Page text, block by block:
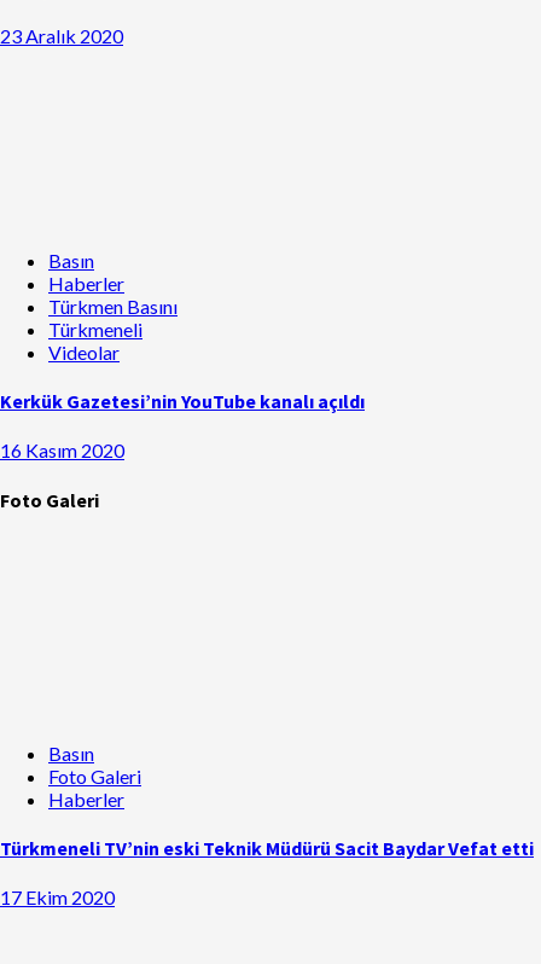
23 Aralık 2020
Basın
Haberler
Türkmen Basını
Türkmeneli
Videolar
Kerkük Gazetesi’nin YouTube kanalı açıldı
16 Kasım 2020
Foto Galeri
Basın
Foto Galeri
Haberler
Türkmeneli TV’nin eski Teknik Müdürü Sacit Baydar Vefat etti
17 Ekim 2020